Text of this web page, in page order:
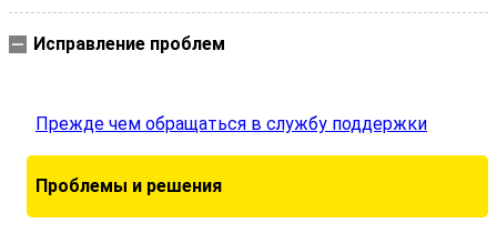
Исправление проблем
Прежде чем обращаться в службу поддержки
Проблемы и решения